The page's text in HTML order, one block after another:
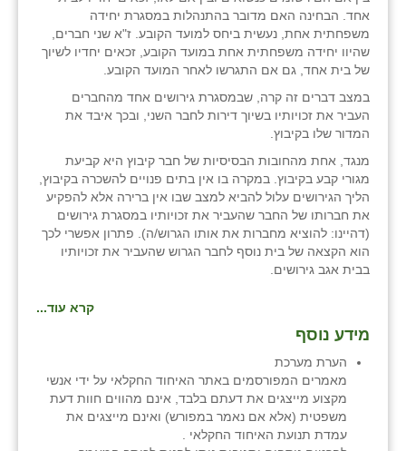
אחד. הבחינה האם מדובר בהתנהלות במסגרת יחידה
משפחתית אחת, נעשית ביחס למועד הקובע. ז"א שני חברים,
שהיוו יחידה משפחתית אחת במועד הקובע, זכאים יחדיו לשיוך
של בית אחד, גם אם התגרשו לאחר המועד הקובע.
במצב דברים זה קרה, שבמסגרת גירושים אחד מהחברים
העביר את זכויותיו בשיוך דירות לחבר השני, ובכך איבד את
המדור שלו בקיבוץ.
מנגד, אחת מהחובות הבסיסיות של חבר קיבוץ היא קביעת
מגורי קבע בקיבוץ. במקרה בו אין בתים פנויים להשכרה בקיבוץ,
הליך הגירושים עלול להביא למצב שבו אין ברירה אלא להפקיע
את חברותו של החבר שהעביר את זכויותיו במסגרת גירושים
(דהיינו: להוציא מחברות את אותו הגרוש/ה). פתרון אפשרי לכך
הוא הקצאה של בית נוסף לחבר הגרוש שהעביר את זכויותיו
בבית אגב גירושים.
קרא עוד...
מידע נוסף
הערת מערכת
מאמרים המפורסמים באתר האיחוד החקלאי על ידי אנשי
מקצוע מייצגים את דעתם בלבד, אינם מהווים חוות דעת
משפטית (אלא אם נאמר במפורש) ואינם מייצגים את
עמדת תנועת האיחוד החקלאי .